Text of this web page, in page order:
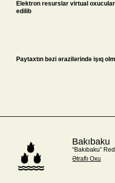
Elektron resurslar virtual
edilib
Paytaxtın bəzi ərazilərində işıq
Bakıbaku
“Bakıbaku”
Ətraflı Oxu